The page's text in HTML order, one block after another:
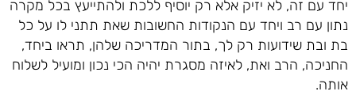
יחד עם זה, לא יזיק אלא רק יוסיף ללכת ולהתייעץ בכל מקרה
נתון עם רב ויחד עם הנקודות החשובות שאת תתני לו על כל
בת ובת שידועות רק לך, בתור המדריכה שלהן, תראו ביחד,
החניכה, הרב ואת, לאיזה מסגרת יהיה הכי נכון ומועיל לשלוח
אותה.